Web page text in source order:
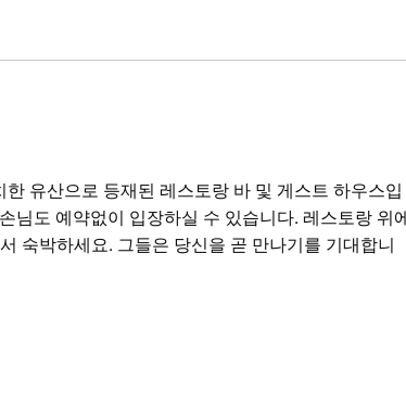
유산으로 등재된 레스토랑 바 및 게스트 하우스입
님도 예약없이 입장하실 수 있습니다. 레스토랑 위에
숙박하세요. 그들은 당신을 곧 만나기를 기대합니